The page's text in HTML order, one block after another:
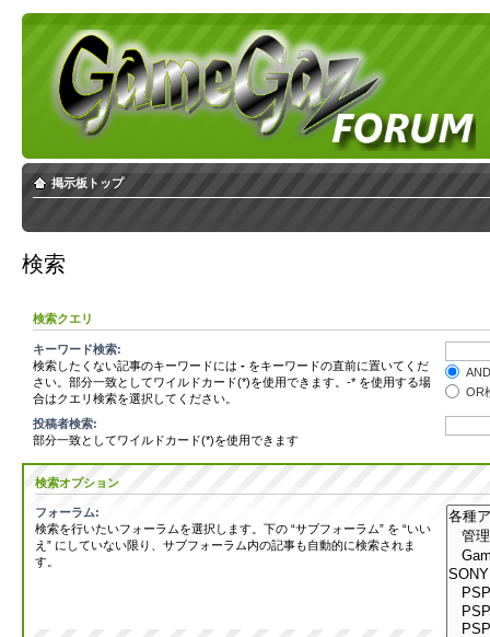
掲示板トップ
検索
検索クエリ
キーワード検索:
検索したくない記事のキーワードには - をキーワードの直前に置いてくだ
さい。部分一致としてワイルドカード(*)を使用できます。-* を使用する場
合はクエリ検索を選択してください。
OR
投稿者検索:
部分一致としてワイルドカード(*)を使用できます
検索オプション
フォーラム:
検索を行いたいフォーラムを選択します。下の “サブフォーラム” を “いい
え” にしていない限り、サブフォーラム内の記事も自動的に検索されま
す。